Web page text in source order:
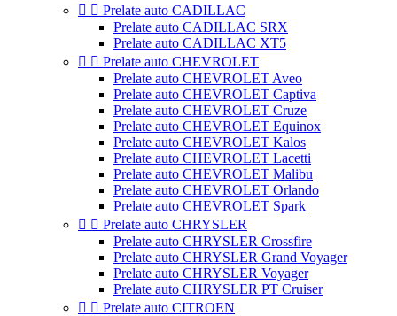
  Prelate auto CADILLAC
Prelate auto CADILLAC SRX
Prelate auto CADILLAC XT5
  Prelate auto CHEVROLET
Prelate auto CHEVROLET Aveo
Prelate auto CHEVROLET Captiva
Prelate auto CHEVROLET Cruze
Prelate auto CHEVROLET Equinox
Prelate auto CHEVROLET Kalos
Prelate auto CHEVROLET Lacetti
Prelate auto CHEVROLET Malibu
Prelate auto CHEVROLET Orlando
Prelate auto CHEVROLET Spark
  Prelate auto CHRYSLER
Prelate auto CHRYSLER Crossfire
Prelate auto CHRYSLER Grand Voyager
Prelate auto CHRYSLER Voyager
Prelate auto CHRYSLER PT Cruiser
  Prelate auto CITROEN